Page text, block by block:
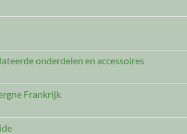
onderdelen en accessoires
Frankrijk